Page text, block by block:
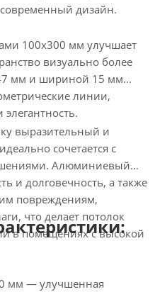
дизайн.
100x300 мм улучшает
визуально более
мм и шириной 15 мм
линии,
выразительный и
сочетается с
Алюминиевый
и долговечность, а также
повреждениям,
что делает потолок
в помещениях с высокой
мм — улучшенная